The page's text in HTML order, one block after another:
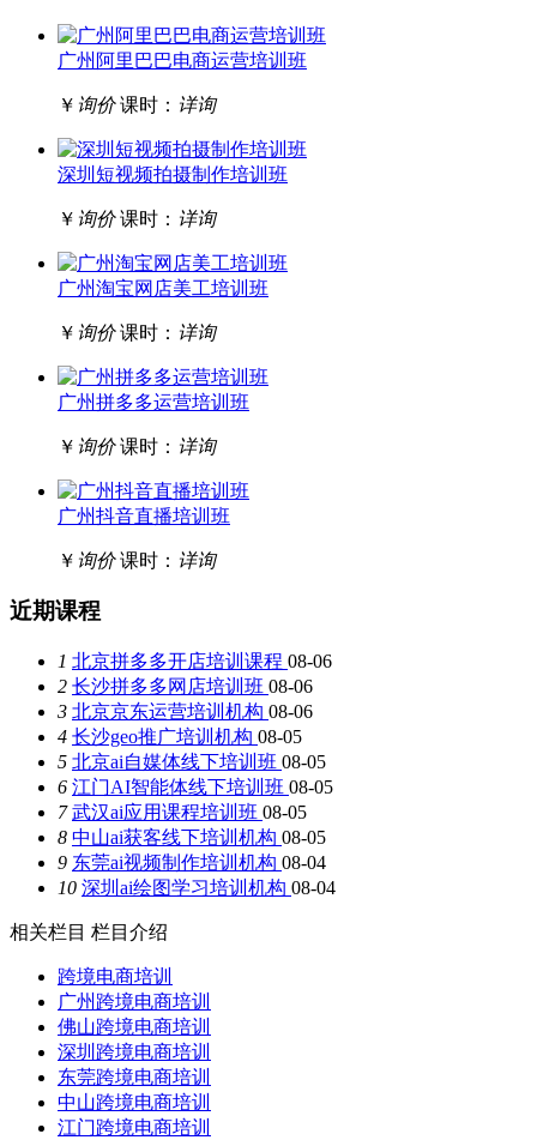
广州阿里巴巴电商运营培训班
￥ 询价 课时： 详询
深圳短视频拍摄制作培训班
￥ 询价 课时： 详询
广州淘宝网店美工培训班
￥ 询价 课时： 详询
广州拼多多运营培训班
￥ 询价 课时： 详询
广州抖音直播培训班
￥ 询价 课时： 详询
近期课程
1 北京拼多多开店培训课程 08-06
2 长沙拼多多网店培训班 08-06
3 北京京东运营培训机构 08-06
4 长沙geo推广培训机构 08-05
5 北京ai自媒体线下培训班 08-05
6 江门AI智能体线下培训班 08-05
7 武汉ai应用课程培训班 08-05
8 中山ai获客线下培训机构 08-05
9 东莞ai视频制作培训机构 08-04
10 深圳ai绘图学习培训机构 08-04
相关栏目 栏目介绍
跨境电商培训
广州跨境电商培训
佛山跨境电商培训
深圳跨境电商培训
东莞跨境电商培训
中山跨境电商培训
江门跨境电商培训